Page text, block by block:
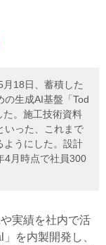
18日、蓄積した
の生成AI基盤「Tod
。施工技術資料
いった、これまで
ようにした。設計
4月時点で社員300
実績を社内で活
を内製開発し、